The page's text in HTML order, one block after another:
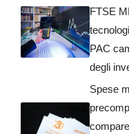
FTSE
PAC
degli
Spese